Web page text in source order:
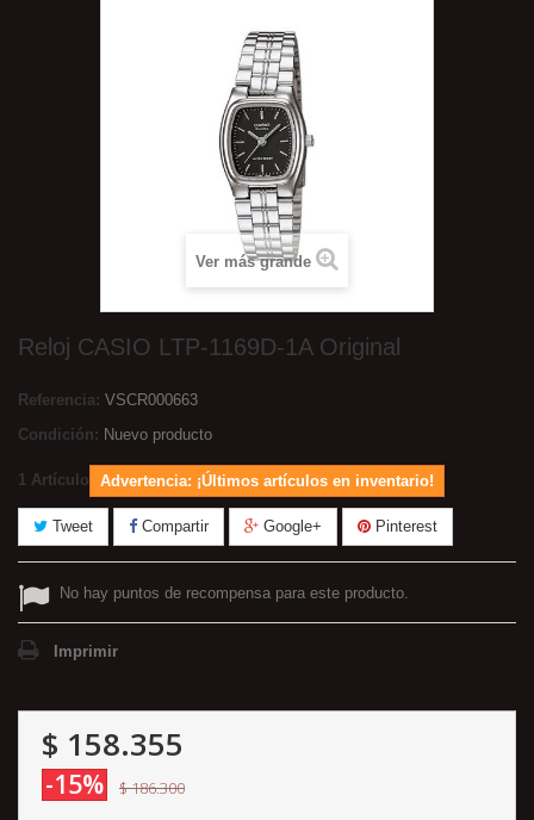
Ver más grande
Reloj CASIO LTP-1169D-1A Original
Referencia: VSCR000663
Condición: Nuevo producto
1 Artículo Advertencia: ¡Últimos artículos en inventario!
Tweet Compartir Google+ Pinterest
No hay puntos de recompensa para este producto.
Imprimir
$ 158.355
-15% $ 186.300